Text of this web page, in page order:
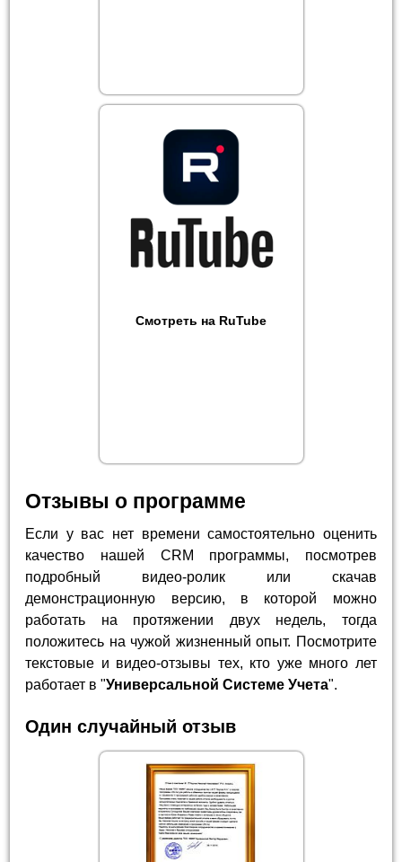
Смотреть на RuTube
Отзывы о программе
Если у вас нет времени самостоятельно оценить
качество нашей CRM программы, посмотрев
подробный видео-ролик или скачав
демонстрационную версию, в которой можно
работать на протяжении двух недель, тогда
положитесь на чужой жизненный опыт. Посмотрите
текстовые и видео-отзывы тех, кто уже много лет
работает в "Универсальной Системе Учета".
Один случайный отзыв